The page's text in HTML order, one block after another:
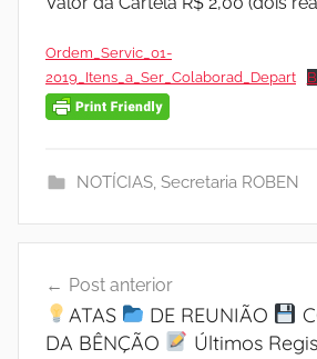
Ordem_Servic_01-
2019_Itens_a_Ser_Colaborad_Depart
NOTÍCIAS, Secretaria ROBEN
de
Post
Post anterior
ATAS DE REUNIÃO
DA BÊNÇÃO
Últimos